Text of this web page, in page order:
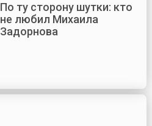
По ту сторону шутки: кто
не любил Михаила
Задорнова